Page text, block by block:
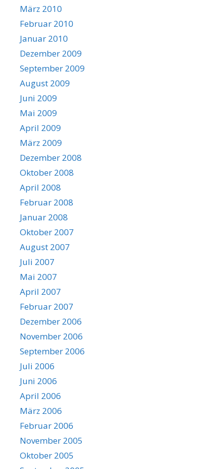
März 2010
Februar 2010
Januar 2010
Dezember 2009
September 2009
August 2009
Juni 2009
Mai 2009
April 2009
März 2009
Dezember 2008
Oktober 2008
April 2008
Februar 2008
Januar 2008
Oktober 2007
August 2007
Juli 2007
Mai 2007
April 2007
Februar 2007
Dezember 2006
November 2006
September 2006
Juli 2006
Juni 2006
April 2006
März 2006
Februar 2006
November 2005
Oktober 2005